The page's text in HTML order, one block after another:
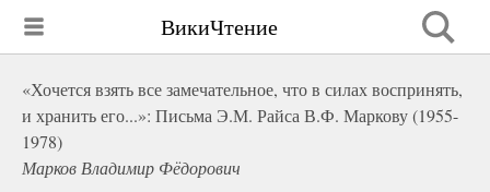
ВикиЧтение
«Хочется взять все замечательное, что в силах воспринять,
и хранить его...»: Письма Э.М. Райса В.Ф. Маркову (1955-
1978)
Марков Владимир Фёдорович